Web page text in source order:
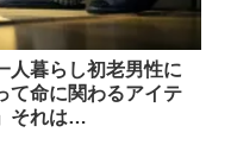
人暮らし初老男性に
て命に関わるアイテ
それは…